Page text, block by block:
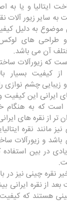
ایتالیا و یا به
به سایر زیور آلات
به دلیل
طراحی های لوکس
آن می باشد.
که زیورآلات
از کیفیت بسیار
چشم نوازی
ایرانی این
که به هنگام
تر از نقره های
نیز مانند نقره
باشد و زیورآلات
در بین استفاده
نقره چینی نیز در
از نقره ایرانی
هستند که کیفیت